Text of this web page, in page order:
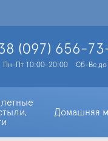
(097) 656-
Пн-Пт 10:00-20:00 Сб-Вс до
Домашняя